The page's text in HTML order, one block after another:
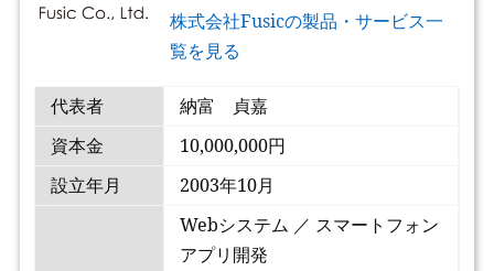
株式会社Fusicの製品・サービス一
覧を見る
代表者
納富 貞嘉
資本金
10,000,000円
設立年月
2003年10月
Webシステム ／ スマートフォン
アプリ開発